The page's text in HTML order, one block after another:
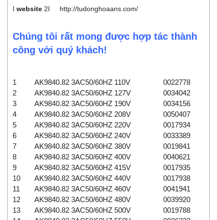
I website 2I http://tudonghoaans.com/
Chúng tôi rất mong được hợp tác thành
công với quý khách!
1 AK9840.82 3AC50/60HZ 110V
0022778
2
AK9840.82 3AC50/60HZ 127V
0034042
3
AK9840.82 3AC50/60HZ 190V
0034156
4
AK9840.82 3AC50/60HZ 208V
0050407
5
AK9840.82 3AC50/60HZ 220V
0017934
6
AK9840.82 3AC50/60HZ 240V
0033389
7
AK9840.82 3AC50/60HZ 380V
0019841
8
AK9840.82 3AC50/60HZ 400V
0040621
9
AK9840.82 3AC50/60HZ 415V
0017935
10
AK9840.82 3AC50/60HZ 440V
0017938
11
AK9840.82 3AC50/60HZ 460V
0041941
12
AK9840.82 3AC50/60HZ 480V
0039920
13
AK9840.82 3AC50/60HZ 500V
0019788